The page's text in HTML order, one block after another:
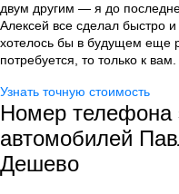
двум другим — я до
Алексей все сделал быстро
хотелось бы в будущем еще
потребуется, то только к вам.
Узнать точную стоимость
Номер телефона
автомобилей
Дешево